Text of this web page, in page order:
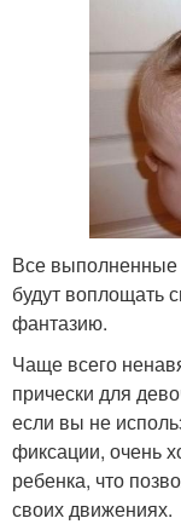
Все выполненные
будут воплощать
фантазию.
Чаще всего
прически для
если вы не
фиксации, очень
ребенка, что
своих движениях.